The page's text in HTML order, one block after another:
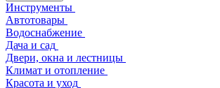
Инструменты
Автотовары
Водоснабжение
Дача и сад
Двери, окна и лестницы
Климат и отопление
Красота и уход